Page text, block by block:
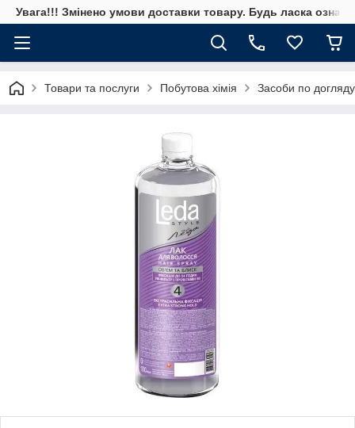
Увага!!! Змінено умови доставки товару. Будь ласка
Товари та послуги Побутова хімія Засоби по